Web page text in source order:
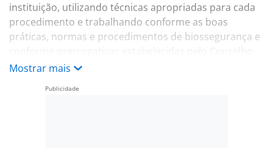
instituição, utilizando técnicas apropriadas para cada
procedimento e trabalhando conforme as boas
práticas, normas e procedimentos de biossegurança e
de Classe, contribuindo com o tratamento e
Benefícios:
Mostrar mais